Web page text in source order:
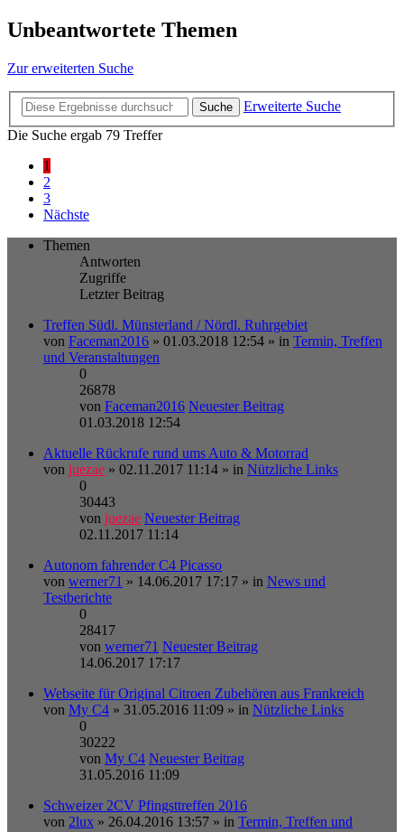
Unbeantwortete Themen
Zur erweiterten Suche
Suche
Erweiterte Suche
Die Suche ergab 79 Treffer
1
2
3
Nächste
Themen
Antworten
Zugriffe
Letzter Beitrag
Treffen Südl. Münsterland / Nördl. Ruhrgebiet
von Faceman2016 » 01.03.2018 12:54 » in Termin, Treffen
und Veranstaltungen
0
26878
von Faceman2016 Neuester Beitrag
01.03.2018 12:54
Aktuelle Rückrufe rund ums Auto & Motorrad
von juezae » 02.11.2017 11:14 » in Nützliche Links
0
30443
von juezae Neuester Beitrag
02.11.2017 11:14
Autonom fahrender C4 Picasso
von werner71 » 14.06.2017 17:17 » in News und
Testberichte
0
28417
von werner71 Neuester Beitrag
14.06.2017 17:17
Webseite für Original Citroen Zubehören aus Frankreich
von My C4 » 31.05.2016 11:09 » in Nützliche Links
0
30222
von My C4 Neuester Beitrag
31.05.2016 11:09
Schweizer 2CV Pfingsttreffen 2016
von 2lux » 26.04.2016 13:57 » in Termin, Treffen und